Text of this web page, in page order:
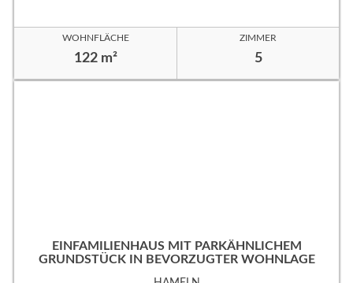
WOHNFLÄCHE
122 m²
ZIMMER
5
EINFAMILIENHAUS MIT PARKÄHNLICHEM
GRUNDSTÜCK IN BEVORZUGTER WOHNLAGE